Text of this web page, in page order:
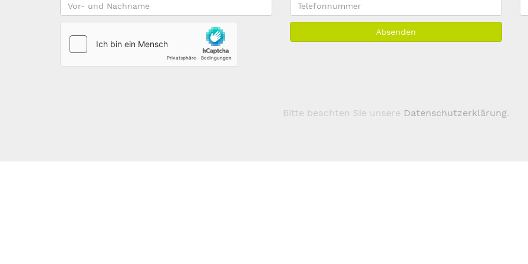
Vor-
und
Nachname
Telefonnummer
Absenden
Bitte beachten Sie unsere Datenschutzerklärung.